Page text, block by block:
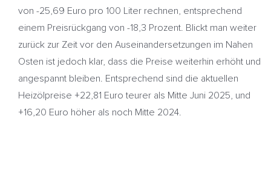
von -25,69 Euro pro 100 Liter rechnen, entsprechend
einem Preisrückgang von -18,3 Prozent. Blickt man weiter
zurück zur Zeit vor den Auseinandersetzungen im Nahen
Osten ist jedoch klar, dass die Preise weiterhin erhöht und
angespannt bleiben. Entsprechend sind die aktuellen
Heizölpreise +22,81 Euro teurer als Mitte Juni 2025, und
+16,20 Euro höher als noch Mitte 2024.